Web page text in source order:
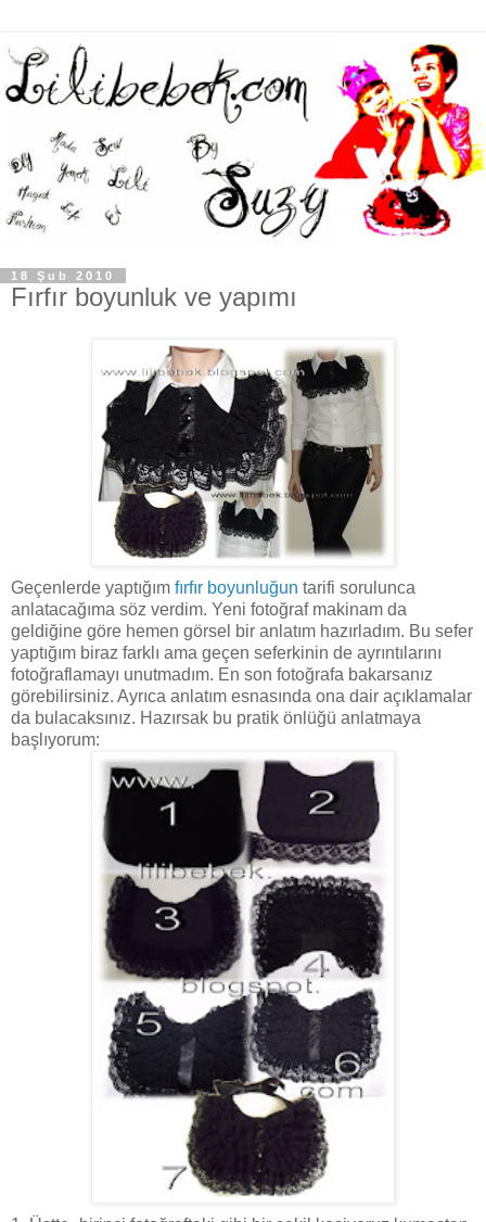
18 Şub 2010
Fırfır boyunluk ve yapımı
Geçenlerde yaptığım fırfır boyunluğun tarifi sorulunca
anlatacağıma söz verdim. Yeni fotoğraf makinam da
geldiğine göre hemen görsel bir anlatım hazırladım. Bu sefer
yaptığım biraz farklı ama geçen seferkinin de ayrıntılarını
fotoğraflamayı unutmadım. En son fotoğrafa bakarsanız
görebilirsiniz. Ayrıca anlatım esnasında ona dair açıklamalar
da bulacaksınız. Hazırsak bu pratik önlüğü anlatmaya
başlıyorum: